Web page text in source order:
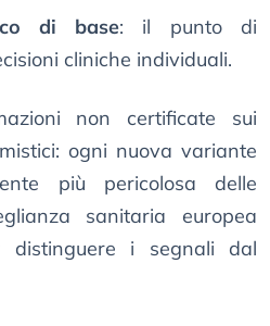
di base: il punto di
cliniche individuali.
non certificate sui
ogni nuova variante
più pericolosa delle
sanitaria europea
distinguere i segnali dal